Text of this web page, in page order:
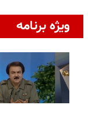
ویژه برنامه